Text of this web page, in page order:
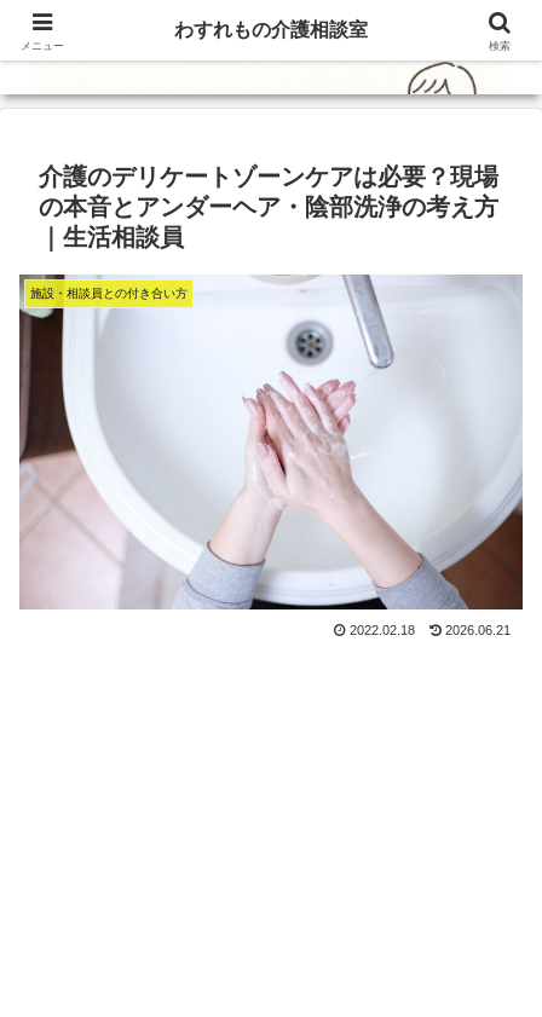
介護のデリケートゾーンケアは必要？現場
の本音とアンダーヘア・陰部洗浄の考え方
｜生活相談員
施設・相談員との付き合い方
2022.02.18 2026.06.21
メニュー
わすれもの介護相談室
検索